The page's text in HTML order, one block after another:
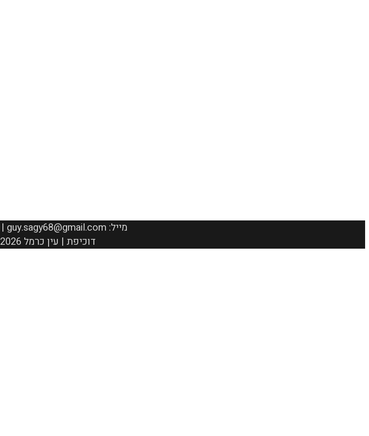
050-4555462 :טלפון | guy.sagy68@gmail.com :מייל
Copyright © 2026 דוכיפת | עין כרמל